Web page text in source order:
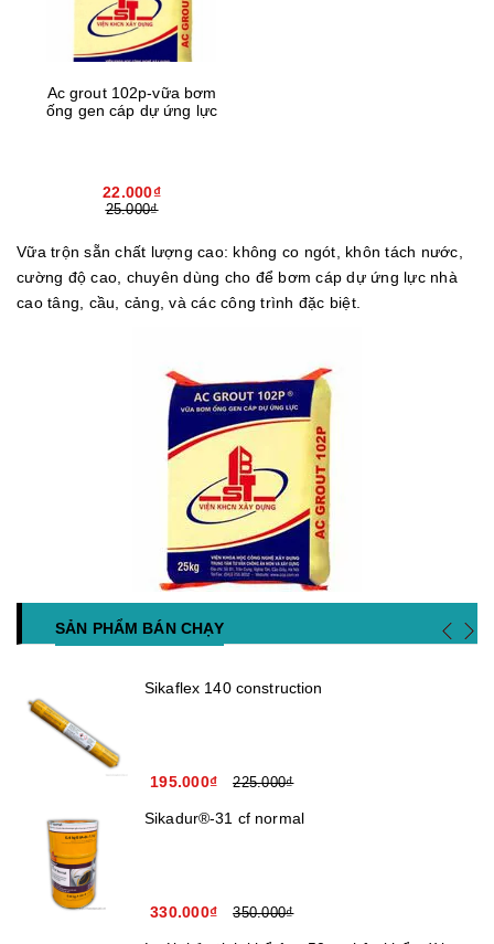
Ac grout 102p-vữa bơm
ống gen cáp dự ứng lực
22.000₫
25.000₫
Vữa trộn sẵn chất lượng cao: không co ngót, khôn tách nước,
cường độ cao, chuyên dùng cho để bơm cáp dự ứng lực nhà
cao tâng, cầu, cảng, và các công trình đặc biệt.
SẢN PHẨM BÁN CHẠY
Sikaflex 140 construction
195.000₫ 225.000₫
Sikadur®-31 cf normal
330.000₫ 350.000₫